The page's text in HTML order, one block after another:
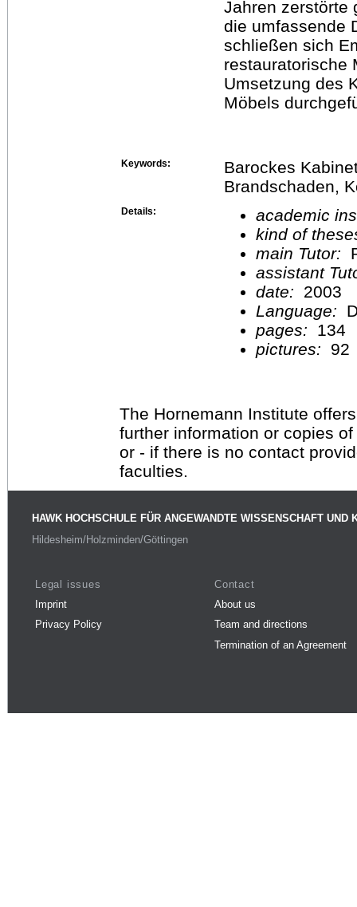
Jahren zerstörte
die umfassende
schließen sich
restauratorische
Umsetzung des
Möbels
Keywords:
Barockes
Brandschaden,
Details:
academic
kind of
main Tutor:
assistant
date:
2003
Language:
pages:
134
pictures:
92
The Hornemann Institute
further information or copies
or - if there is no contact
faculties.
HAWK HOCHSCHULE FÜR ANGEWANDTE WISSENSCHAFT UND
Hildesheim/Holzminden/Göttingen
Legal issues
Imprint
Privacy Policy
Contact
About us
Team and directions
Termination of an Agreement